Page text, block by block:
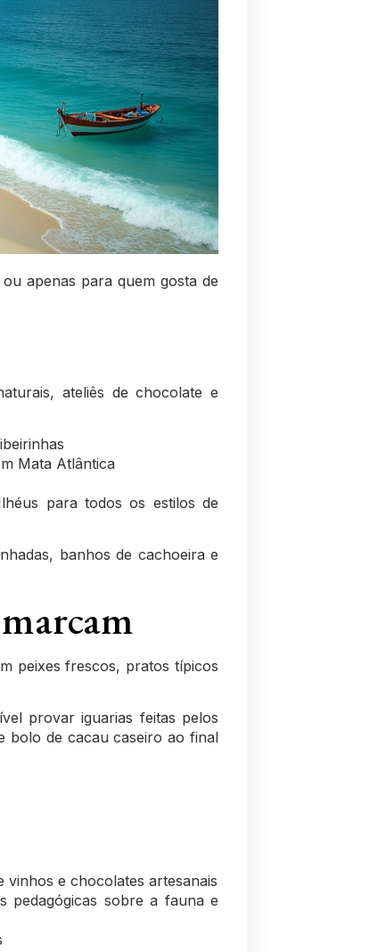
apenas para quem gosta de
ateliês de chocolate e
Mata Atlântica
para todos os estilos de
banhos de cachoeira e
peixes frescos, pratos típicos
provar iguarias feitas pelos
bolo de cacau caseiro ao final
e chocolates artesanais
pedagógicas sobre a fauna e